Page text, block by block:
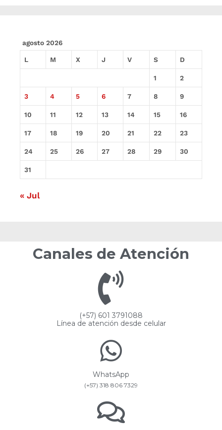
agosto 2026
L M X J V S D
1 2
3 4 5 6 7 8 9
10 11 12 13 14 15 16
17 18 19 20 21 22 23
24 25 26 27 28 29 30
31
« Jul
Canales de Atención
(+57) 601 3791088
Línea de atención desde celular
WhatsApp
(+57) 318 806 7329